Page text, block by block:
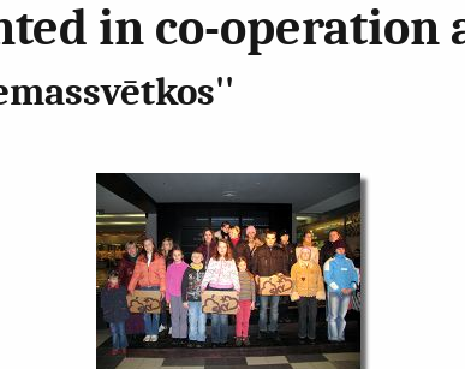
in co-operation